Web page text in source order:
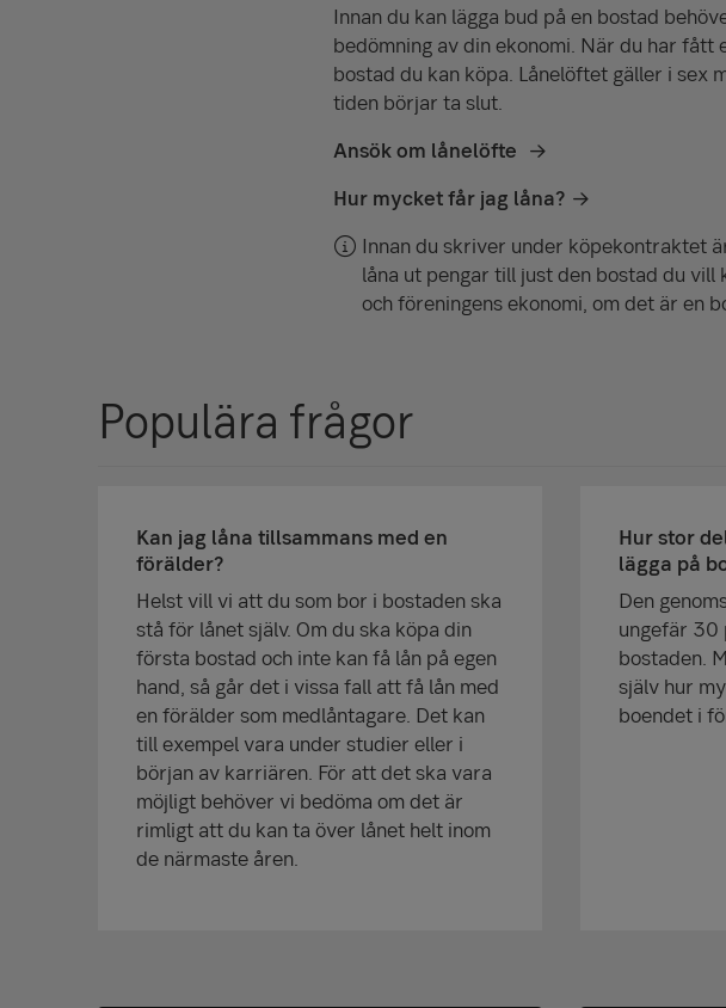
Innan du kan lägga bud på en bostad
bedömning av din ekonomi. När du har
bostad du kan köpa. Lånelöftet gäller i sex
tiden börjar ta slut.
Ansök om lånelöfte
Hur mycket får jag låna?
Innan du skriver under köpekontraktet
låna ut pengar till just den bostad du vill
och föreningens ekonomi, om det är en
Populära frågor
Kan jag låna tillsammans med en
förälder?
Helst vill vi att du som bor i bostaden ska
stå för lånet själv. Om du ska köpa din
första bostad och inte kan få lån på egen
hand, så går det i vissa fall att få lån med
en förälder som medlåntagare. Det kan
till exempel vara under studier eller i
början av karriären. För att det ska vara
möjligt behöver vi bedöma om det är
rimligt att du kan ta över lånet helt inom
de närmaste åren.
Hur stor
lägga på
Den
ungefär 30
bostaden.
själv hur
boendet i